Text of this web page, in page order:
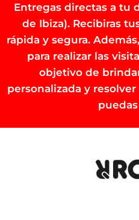
Entregas directas a tu
de Ibiza). Recibiras
rápida y segura.
para realizar las
objetivo de
personalizada y